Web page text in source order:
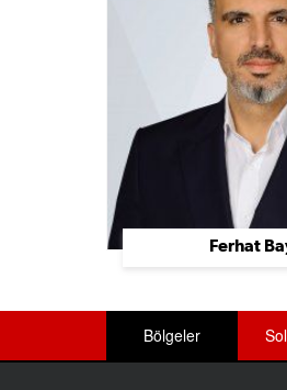
Aydınlatma Sistemleri
Baharat Üreticileri
Bahçe Düzenleme
Bakımevi Ve
Balık Lokantaları
Bankalar
Ferhat
Bölgeler